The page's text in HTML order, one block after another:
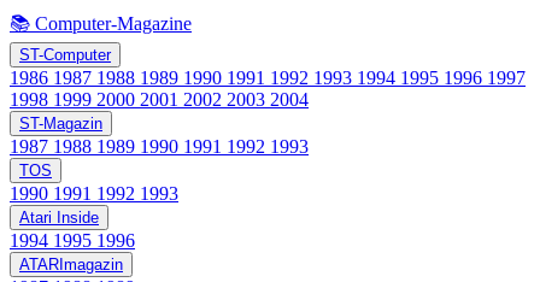
📚 Computer-Magazine
ST-Computer
1986 1987 1988 1989 1990 1991 1992 1993 1994 1995 1996 1997
1998 1999 2000 2001 2002 2003 2004
ST-Magazin
1987 1988 1989 1990 1991 1992 1993
TOS
1990 1991 1992 1993
Atari Inside
1994 1995 1996
ATARImagazin